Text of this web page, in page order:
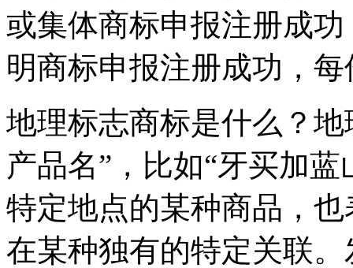
或集体商标申报注册成
明商标申报注册成功，
地理标志商标是什么？
产品名”，比如“牙买加
特定地点的某种商品，
在某种独有的特定关联